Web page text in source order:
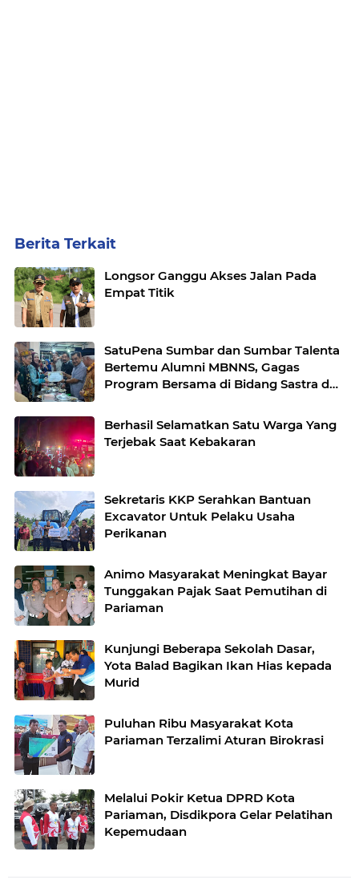
Berita Terkait
Longsor Ganggu Akses Jalan Pada
Empat Titik
SatuPena Sumbar dan Sumbar Talenta
Bertemu Alumni MBNNS, Gagas
Program Bersama di Bidang Sastra dan
Berhasil Selamatkan Satu Warga Yang
Terjebak Saat Kebakaran
Sekretaris KKP Serahkan Bantuan
Excavator Untuk Pelaku Usaha
Perikanan
Animo Masyarakat Meningkat Bayar
Tunggakan Pajak Saat Pemutihan di
Pariaman
Kunjungi Beberapa Sekolah Dasar,
Yota Balad Bagikan Ikan Hias kepada
Murid
Puluhan Ribu Masyarakat Kota
Pariaman Terzalimi Aturan Birokrasi
Melalui Pokir Ketua DPRD Kota
Pariaman, Disdikpora Gelar Pelatihan
Kepemudaan